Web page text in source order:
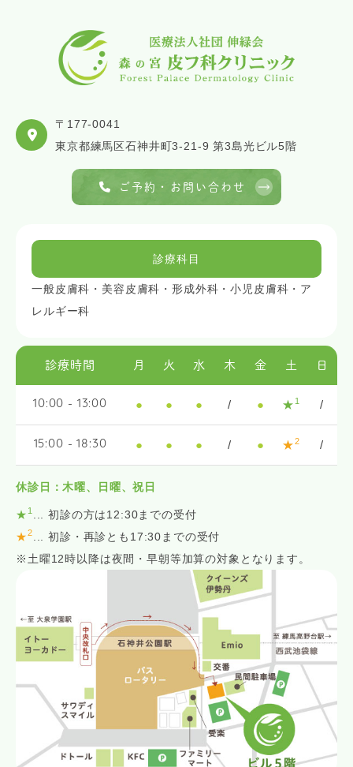
〒177-0041
東京都練馬区石神井町3-21-9 第3島光ビル5階
ご予約・お問い合わせ
診療科目
一般皮膚科・美容皮膚科・形成外科・小児皮膚科・ア
レルギー科
診療時間 月 火 水 木 金 土 日
10:00 - 13:00 ● ● ● / ● ★ 1 /
15:00 - 18:30 ● ● ● / ● ★2 /
休診日：木曜、日曜、祝日
★ 1
... 初診の方は12:30までの受付
★2
... 初診・再診とも17:30までの受付
※土曜12時以降は夜間・早朝等加算の対象となります。